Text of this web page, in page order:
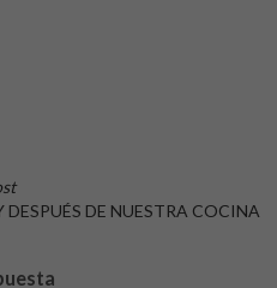
DESPUÉS DE NUESTRA COCINA